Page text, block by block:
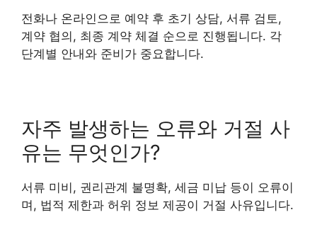
전화나 온라인으로 예약 후 초기 상담, 서류 검토,
계약 협의, 최종 계약 체결 순으로 진행됩니다. 각
단계별 안내와 준비가 중요합니다.
자주 발생하는 오류와 거절 사
유는 무엇인가?
서류 미비, 권리관계 불명확, 세금 미납 등이 오류이
며, 법적 제한과 허위 정보 제공이 거절 사유입니다.